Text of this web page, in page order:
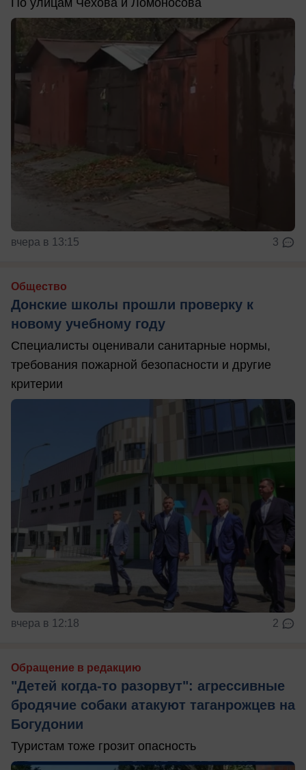
вчера в 13:15 3
Общество
Донские школы прошли проверку к
новому учебному году
Специалисты оценивали санитарные нормы,
требования пожарной безопасности и другие
критерии
вчера в 12:18 2
Обращение в редакцию
"Детей когда-то разорвут": агрессивные
бродячие собаки атакуют таганрожцев на
Богудонии
Туристам тоже грозит опасность